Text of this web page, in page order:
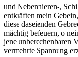
und Nebennieren-,
entkräften mein
diese daseienden
mächtig befeuern, o
jene unberechenbaren
vermehrte Spannung